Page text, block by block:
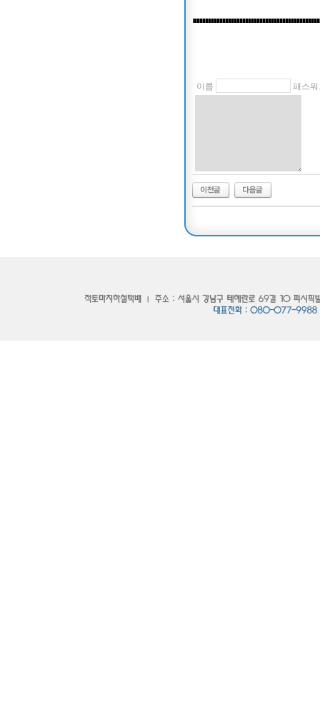
이름 패스